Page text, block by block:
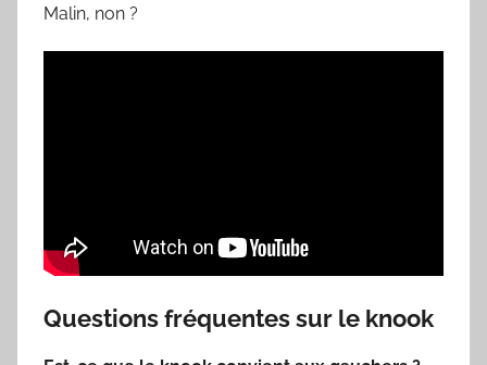
Malin, non ?
Questions fréquentes sur le knook